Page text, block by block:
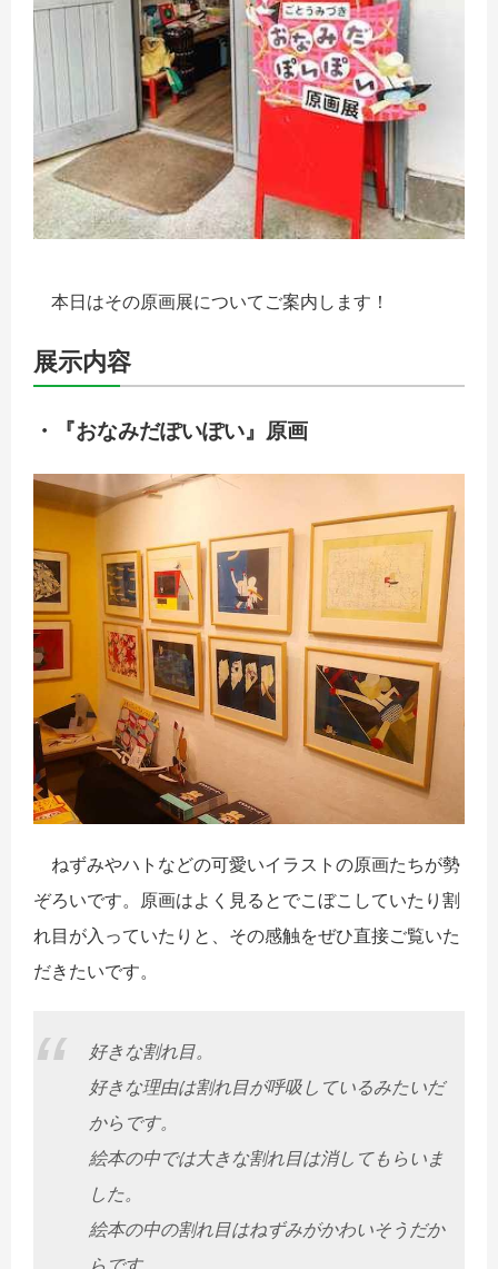
本日はその原画展についてご案内します！
展示内容
・『おなみだぽいぽい』原画
ねずみやハトなどの可愛いイラストの原画たちが勢
ぞろいです。原画はよく見るとでこぼこしていたり割
れ目が入っていたりと、その感触をぜひ直接ご覧いた
だきたいです。
好きな割れ目。
好きな理由は割れ目が呼吸しているみたいだ
からです。
絵本の中では大きな割れ目は消してもらいま
した。
絵本の中の割れ目はねずみがかわいそうだか
らです。